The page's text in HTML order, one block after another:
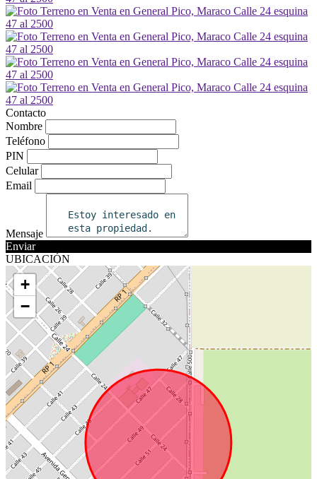
Contacto
Nombre
Teléfono
PIN
Celular
Email
Mensaje
Enviar
UBICACIÓN
+
−